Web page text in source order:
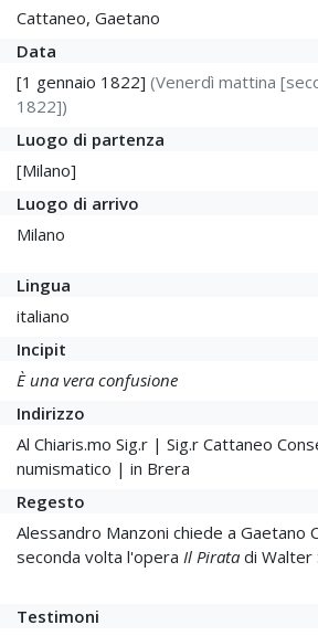
Cattaneo, Gaetano
Data
[1 gennaio 1822] (Venerdì mattina
1822])
Luogo di partenza
[Milano]
Luogo di arrivo
Milano
Lingua
italiano
Incipit
È una vera confusione
Indirizzo
Al Chiaris.mo Sig.r | Sig.r Cattaneo
numismatico | in Brera
Regesto
Alessandro Manzoni chiede a Gaetano
seconda volta l'opera Il Pirata di Walter
Testimoni